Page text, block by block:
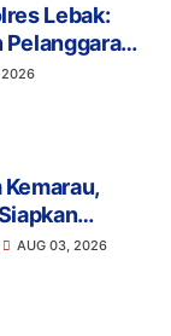
Lebak:
Pelanggaran
Polri
2026
Air Bersih
AUG 03, 2026